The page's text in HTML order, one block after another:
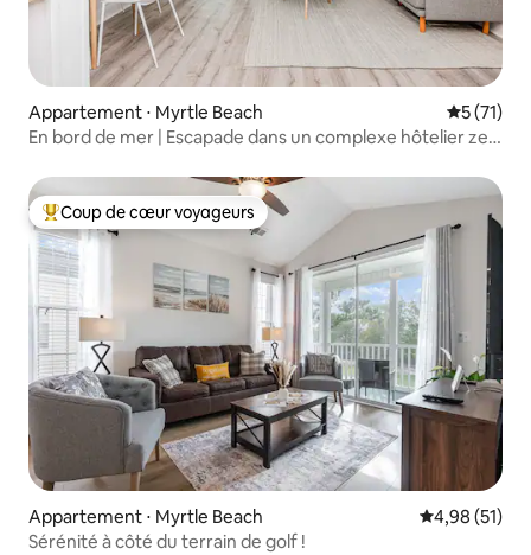
Appartement ⋅ Myrtle Beach
5 (71)
En bord de mer | Escapade dans un complexe hôtelier zen
Coups de cœur voyageurs les plus appréciés
Coup de cœur voyageurs
Appartement ⋅ Myrtle Beach Évaluation
4,98 (51)
Sérénité à côté du terrain de golf !